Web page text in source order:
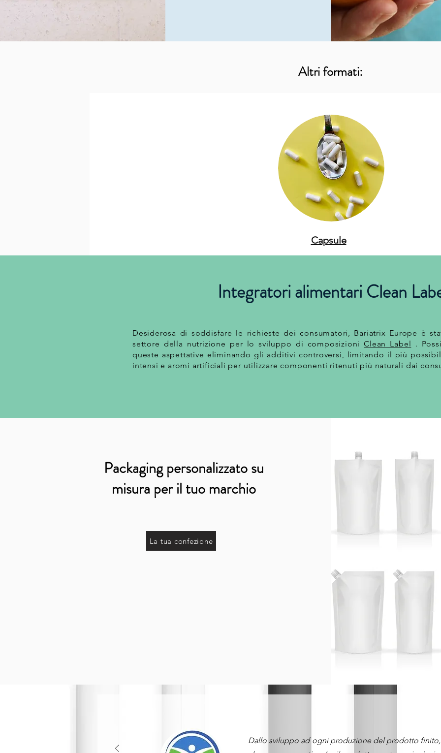
Altri formati:
Capsule
Integratori alimentari Clean
Desiderosa di soddisfare le richieste dei consumatori, Bariatrix Europe è
settore della nutrizione per lo sviluppo di composizioniClean Label .
queste aspettative eliminando gli additivi controversi, limitando il più
intensi e aromi artificiali per utilizzare componenti ritenuti più naturali dai
Packaging personalizzato su
misura per il tuo marchio
La tua confezione
Dallo sviluppo ad ogni produzione del prodotto